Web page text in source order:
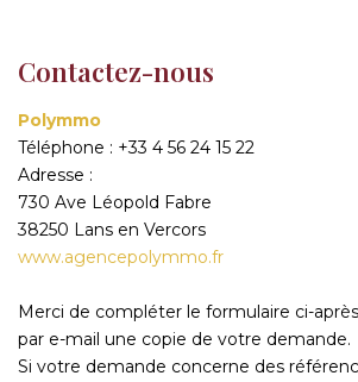
NOS AGENCES
CONTACT
Contactez-nous
Polymmo
Téléphone : +33 4 56 24 15 22
Adresse :
730 Ave Léopold Fabre
38250 Lans en Vercors
www.agencepolymmo.fr
Merci de compléter le formulaire ci-
par e-mail une copie de votre demande.
Si votre demande concerne des